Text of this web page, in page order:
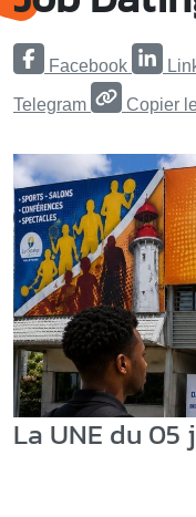
Facebook
Telegram Copier
La UNE du 05